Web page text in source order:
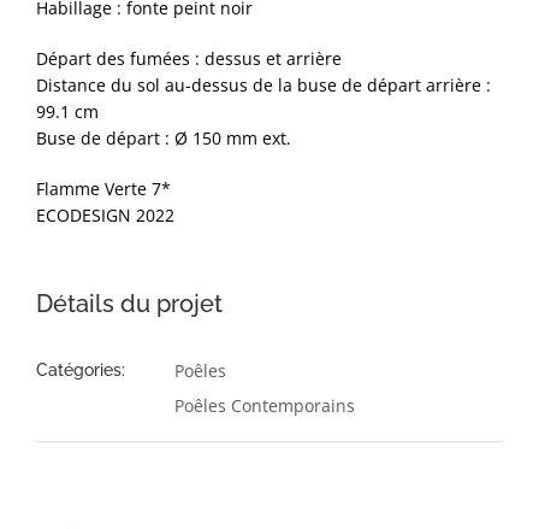
Habillage : fonte peint noir
Départ des fumées : dessus et arrière
Distance du sol au-dessus de la buse de départ arrière :
99.1 cm
Buse de départ : Ø 150 mm ext.
Flamme Verte 7*
ECODESIGN 2022
Détails du projet
Catégories:
Poêles
Poêles Contemporains